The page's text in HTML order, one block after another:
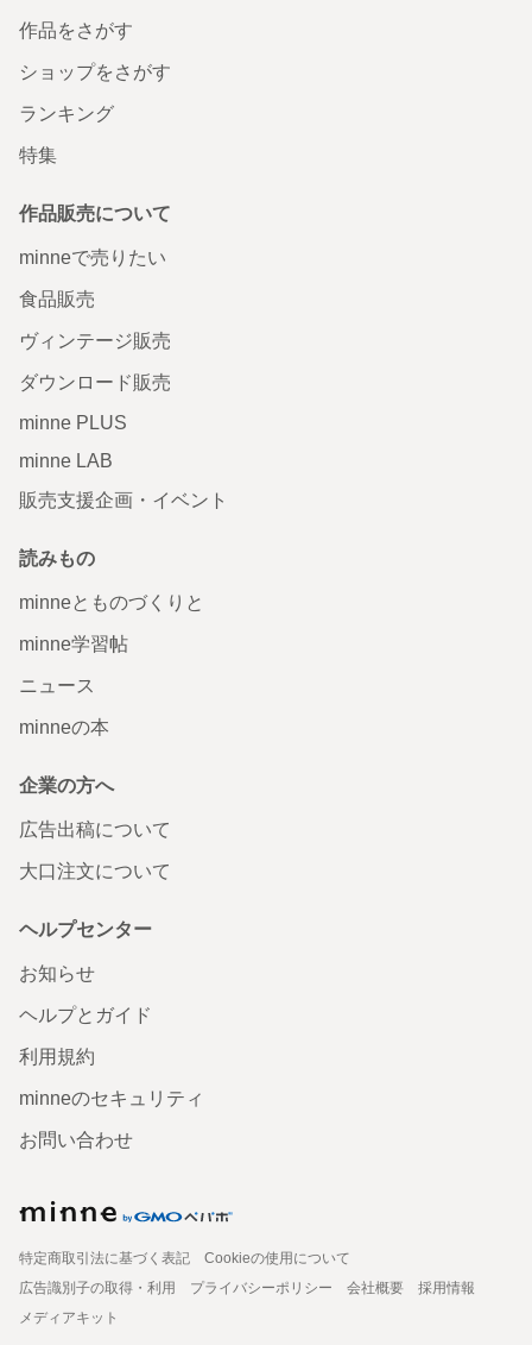
作品をさがす
ショップをさがす
ランキング
特集
作品販売について
minneで売りたい
食品販売
ヴィンテージ販売
ダウンロード販売
minne PLUS
minne LAB
販売支援企画・イベント
読みもの
minneとものづくりと
minne学習帖
ニュース
minneの本
企業の方へ
広告出稿について
大口注文について
ヘルプセンター
お知らせ
ヘルプとガイド
利用規約
minneのセキュリティ
お問い合わせ
特定商取引法に基づく表記
Cookieの使用について
広告識別子の取得・利用
プライバシーポリシー 会社概要
採用情報
メディアキット